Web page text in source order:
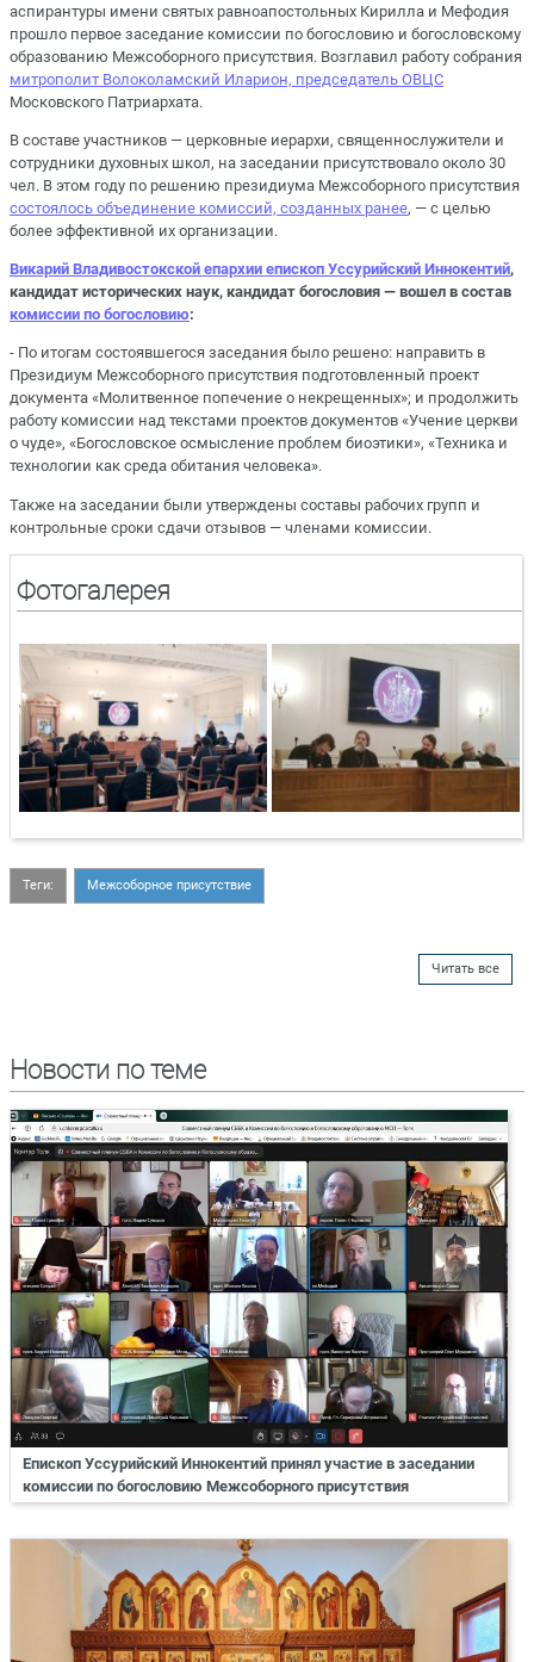
аспирантуры имени святых равноапостольных Кирилла и Мефодия
прошло первое заседание комиссии по богословию и богословскому
образованию Межсоборного присутствия. Возглавил работу собрания
митрополит Волоколамский Иларион, председатель ОВЦС
Московского Патриархата.
В составе участников — церковные иерархи, священнослужители и
сотрудники духовных школ, на заседании присутствовало около 30
чел. В этом году по решению президиума Межсоборного присутствия
состоялось объединение комиссий, созданных ранее, — с целью
более эффективной их организации.
Викарий Владивостокской епархии епископ Уссурийский Иннокентий,
кандидат исторических наук, кандидат богословия — вошел в состав
комиссии по богословию:
- По итогам состоявшегося заседания было решено: направить в
Президиум Межсоборного присутствия подготовленный проект
документа «Молитвенное попечение о некрещенных»; и продолжить
работу комиссии над текстами проектов документов «Учение церкви
о чуде», «Богословское осмысление проблем биоэтики», «Техника и
технологии как среда обитания человека».
Также на заседании были утверждены составы рабочих групп и
контрольные сроки сдачи отзывов — членами комиссии.
Фотогалерея
Теги: Межсоборное присутствие
Читать все
Новости по теме
Епископ Уссурийский Иннокентий принял участие в заседании
комиссии по богословию Межсоборного присутствия